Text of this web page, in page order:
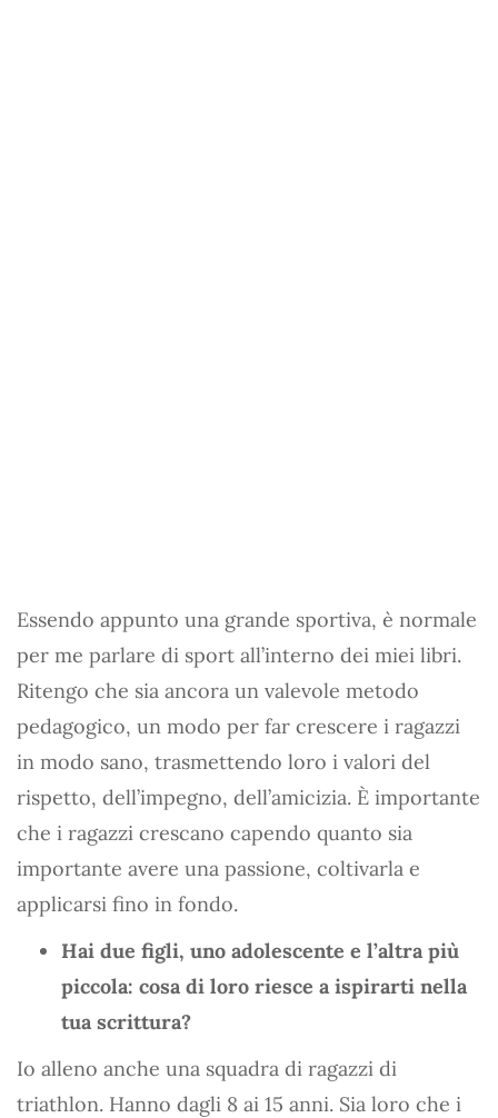
Essendo appunto una grande sportiva, è normale
per me parlare di sport all’interno dei miei libri.
Ritengo che sia ancora un valevole metodo
pedagogico, un modo per far crescere i ragazzi
in modo sano, trasmettendo loro i valori del
rispetto, dell’impegno, dell’amicizia. È importante
che i ragazzi crescano capendo quanto sia
importante avere una passione, coltivarla e
applicarsi fino in fondo.
Hai due figli, uno adolescente e l’altra più
piccola: cosa di loro riesce a ispirarti nella
tua scrittura?
Io alleno anche una squadra di ragazzi di
triathlon. Hanno dagli 8 ai 15 anni. Sia loro che i